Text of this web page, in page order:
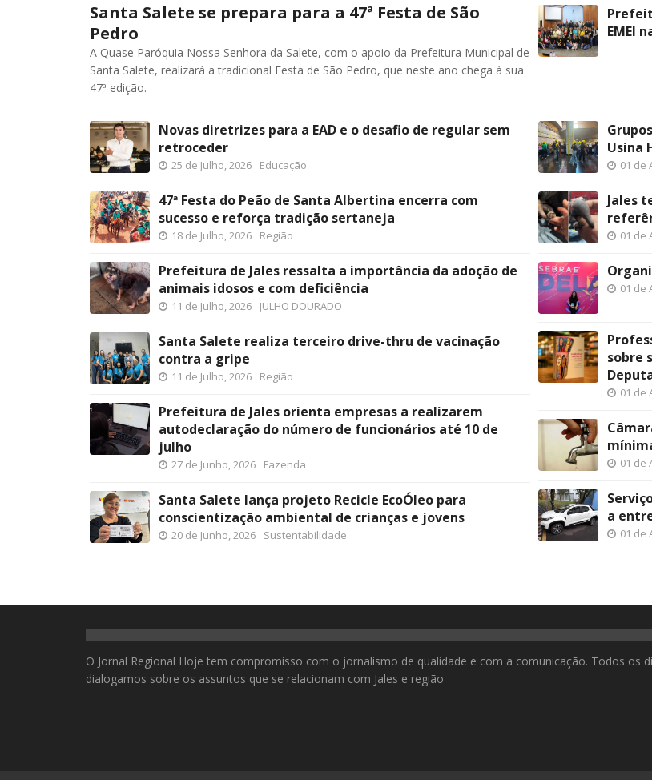
Santa Salete se prepara para a 47ª Festa de São
Pedro
A Quase Paróquia Nossa Senhora da Salete, com o apoio da Prefeitura Municipal de
Santa Salete, realizará a tradicional Festa de São Pedro, que neste ano chega à sua
47ª edição.
EMEI
Novas diretrizes para a EAD e o desafio de regular sem
retroceder
25 de Julho, 2026 Educação
47ª Festa do Peão de Santa Albertina encerra com
sucesso e reforça tradição sertaneja
18 de Julho, 2026 Região
Prefeitura de Jales ressalta a importância da adoção de
animais idosos e com deficiência
11 de Julho, 2026 JULHO DOURADO
Santa Salete realiza terceiro drive-thru de vacinação
contra a gripe
11 de Julho, 2026 Região
Prefeitura de Jales orienta empresas a realizarem
autodeclaração do número de funcionários até 10 de
julho
27 de Junho, 2026 Fazenda
Santa Salete lança projeto Recicle EcoÓleo para
conscientização ambiental de crianças e jovens
20 de Junho, 2026 Sustentabilidade
Usina
01 de
Jales
01 de
01 de
sobre
01 de
01 de
a
01 de
O Jornal Regional Hoje tem compromisso com o jornalismo de qualidade e com a comunicação. Todos os
dialogamos sobre os assuntos que se relacionam com Jales e região